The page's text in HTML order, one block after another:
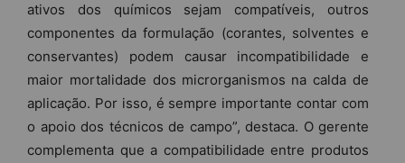
ativos dos químicos sejam compatíveis, outros
componentes da formulação (corantes, solventes e
conservantes) podem causar incompatibilidade e
maior mortalidade dos microrganismos na calda de
aplicação. Por isso, é sempre importante contar com
o apoio dos técnicos de campo”, destaca. O gerente
complementa que a compatibilidade entre produtos